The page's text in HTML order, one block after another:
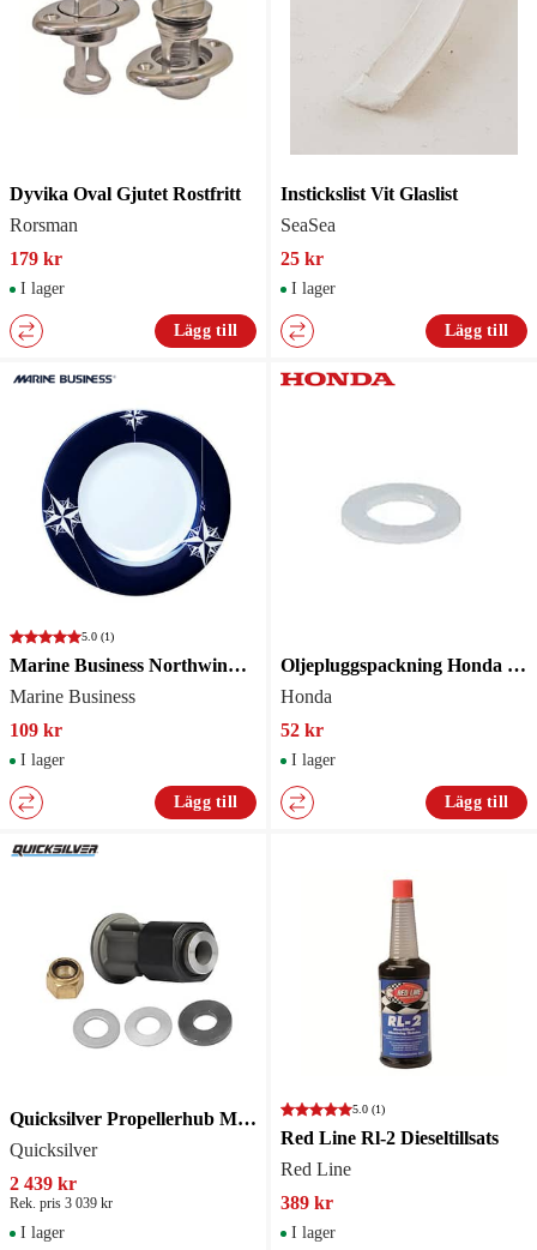
Dyvika Oval Gjutet Rostfritt
Rorsman
179 kr
I lager
Lägg till
Instickslist Vit Glaslist
SeaSea
25 kr
I lager
Lägg till
5.0 (1)
Marine Business Northwind Tallrik 25cm /St
Marine Business
109 kr
I lager
Lägg till
Oljepluggspackning Honda 12mm
Honda
52 kr
I lager
Lägg till
Quicksilver Propellerhub Mercury 6
Quicksilver
2 439 kr
Rek. pris 3 039 kr
I lager
5.0 (1)
Red Line Rl-2 Dieseltillsats
Red Line
389 kr
I lager